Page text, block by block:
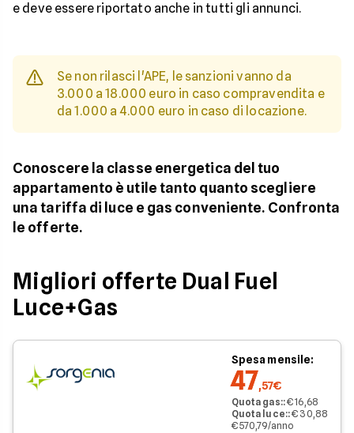
e deve essere riportato anche in tutti gli annunci.
Se non rilasci l'APE, le sanzioni vanno da
3.000 a 18.000 euro in caso compravendita e
da 1.000 a 4.000 euro in caso di locazione.
Conoscere la classe energetica del tuo
appartamento è utile tanto quanto scegliere
una tariffa di luce e gas conveniente. Confronta
le offerte.
Migliori offerte Dual Fuel
Luce+Gas
Spesa mensile:
47,57€
Quota gas::€ 16,68
Quota luce::€ 30,88
€ 570,79/anno